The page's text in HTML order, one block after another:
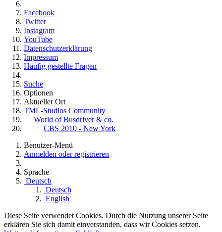
Facebook
Twitter
Instagram
YouTube
Datenschutzerklärung
Impressum
Häufig gestellte Fragen
Suche
Optionen
Aktueller Ort
TML-Studios Community
World of Busdriver & co.
CBS 2010 - New York
Benutzer-Menü
Anmelden oder registrieren
Sprache
Deutsch
Deutsch
English
Diese Seite verwendet Cookies. Durch die Nutzung unserer Seite
erklären Sie sich damit einverstanden, dass wir Cookies setzen.